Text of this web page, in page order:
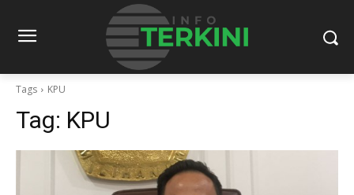
Tags KPU
Tag: KPU